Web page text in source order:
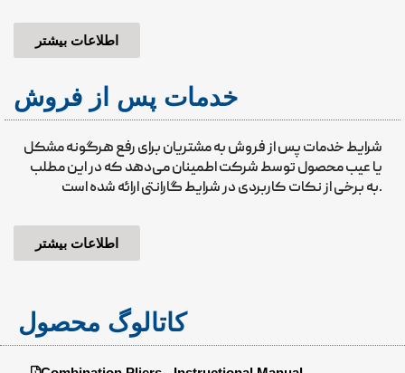
اطلاعات بیشتر
خدمات پس از فروش
شرایط خدمات پس از فروش به مشتریان برای رفع هرگونه مشکل
یا عیب محصول توسط شرکت اطمینان می‌دهد که در این مطلب
به برخی از نکات کاربردی در شرایط گارانتی ارائه شده است.
اطلاعات بیشتر
کاتالوگ محصول